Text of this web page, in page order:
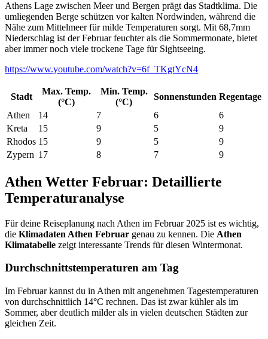
Athens Lage zwischen Meer und Bergen prägt das Stadtklima. Die
umliegenden Berge schützen vor kalten Nordwinden, während die
Nähe zum Mittelmeer für milde Temperaturen sorgt. Mit 68,7mm
Niederschlag ist der Februar feuchter als die Sommermonate, bietet
aber immer noch viele trockene Tage für Sightseeing.
https://www.youtube.com/watch?v=6f_TKgtYcN4
Stadt
Max. Temp.
(°C)
Min. Temp.
(°C)
Sonnenstunden Regentage
Athen
14 7 6
6
Kreta
15 9 5
9
Rhodos 15 9 5
9
Zypern 17 8 7 9
Athen Wetter Februar: Detaillierte
Temperaturanalyse
Für deine Reiseplanung nach Athen im Februar 2025 ist es wichtig,
die Klimadaten Athen Februar genau zu kennen. Die Athen
Klimatabelle zeigt interessante Trends für diesen Wintermonat.
Durchschnittstemperaturen am Tag
Im Februar kannst du in Athen mit angenehmen Tagestemperaturen
von durchschnittlich 14°C rechnen. Das ist zwar kühler als im
Sommer, aber deutlich milder als in vielen deutschen Städten zur
gleichen Zeit.